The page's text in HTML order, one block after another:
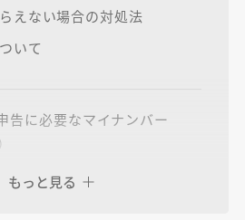
えない場合の対処法
いて
告に必要なマイナンバー
もっと見る